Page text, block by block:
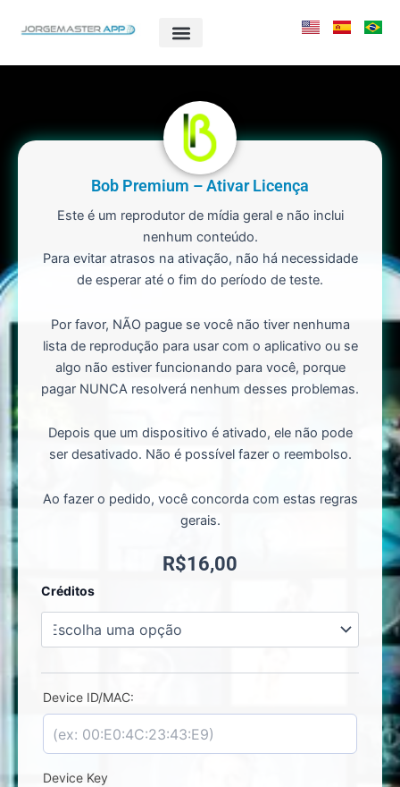
para
Bob Premium – Ativar Licença
Este é um reprodutor de mídia geral e não inclui
nenhum conteúdo.
Para evitar atrasos na ativação, não há necessidade
de esperar até o fim do período de teste.
Por favor, NÃO pague se você não tiver nenhuma
lista de reprodução para usar com o aplicativo ou se
algo não estiver funcionando para você, porque
pagar NUNCA resolverá nenhum desses problemas.
Depois que um dispositivo é ativado, ele não pode
ser desativado. Não é possível fazer o reembolso.
Ao fazer o pedido, você concorda com estas regras
gerais.
R$16,00
Créditos
Device ID/MAC:
Device Key
Bob
Ativar
quantidade